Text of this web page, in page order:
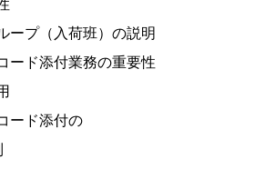
ープ（入荷班）の説明
ード添付業務の重要性
ード添付の